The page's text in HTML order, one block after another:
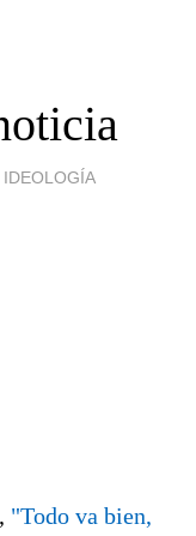
IDEOLOGÍA
"Todo va bien,